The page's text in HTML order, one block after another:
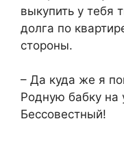
выкупить у тебя
долга по
стороны.
– Да куда же я
Родную бабку
Бессовестный!